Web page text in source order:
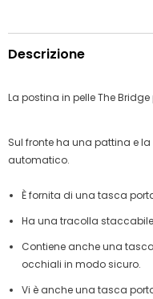
Descrizione
La postina in pelle The
Sul fronte ha una pattina e
automatico.
È fornita di una tasca
Ha una tracolla
Contiene anche una
occhiali in modo sicuro.
Vi è anche una tasca